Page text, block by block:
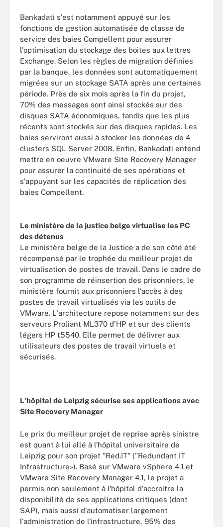
Bankadati s'est notamment appuyé sur les
fonctions de gestion automatisée de classe de
service des baies Compellent pour assurer
l'optimisation du stockage des boites aux lettres
Exchange. Selon les règles de migration définies
par la banque, les données sont automatiquement
migrées sur un stockage SATA après une certaines
période. Près de six mois après la fin du projet,
70% des messages sont ainsi stockés sur des
disques SATA économiques, tandis que les plus
récents sont stockés sur des disques rapides. Les
baies serviront aussi à stocker les données de 4
clusters SQL Server 2008. Enfin, Bankadati entend
mettre en oeuvre VMware Site Recovery Manager
pour assurer la continuité de ses opérations et
s'appuyant sur les capacités de réplication des
baies Compellent.
Le ministère de la justice belge virtualise les PC
des détenus
Le ministère belge de la Justice a de son côté été
récompensé par le trophée du meilleur projet de
virtualisation de postes de travail. Dans le cadre de
son programme de réinsertion des prisonniers, le
ministère fournit aux prisonniers l'accès à des
postes de travail virtualisés via les outils de
VMware. L'architecture repose notamment sur des
serveurs Proliant ML370 d'HP et sur des clients
légers HP t5540. Elle permet de délivrer aux
utilisateurs des postes de travail virtuels et
sécurisés.
L'hôpital de Leipzig sécurise ses applications avec
Site Recovery Manager
Le prix du meilleur projet de reprise après sinistre
est quant à lui allé à l'hôpital universitaire de
Leipzig pour son projet "Red.IT" ("Redundant IT
Infrastructure»). Basé sur VMware vSphere 4.1 et
VMware Site Recovery Manager 4.1, le projet a
permis non seulement à l'hôpital d'accroitre la
disponibilité de ses applications critiques (dont
SAP), mais aussi d'automatiser largement
l'administration de l'infrastructure, 95% des